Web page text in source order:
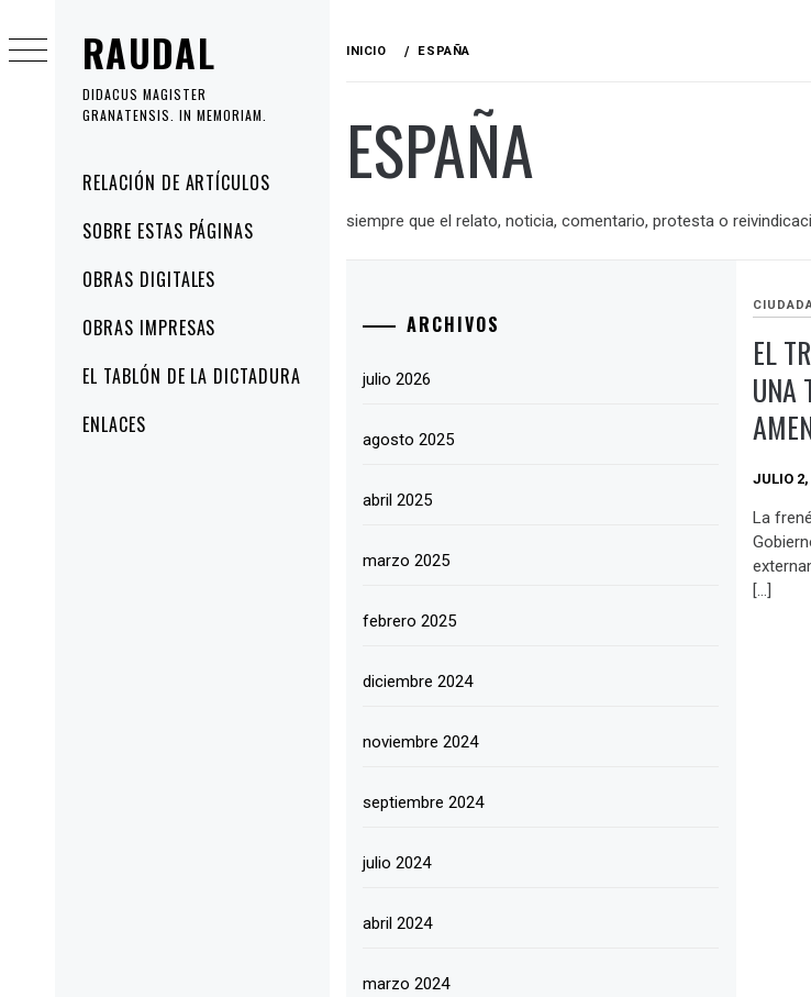
RAUDAL
DIDACUS MAGISTER
GRANATENSIS. IN MEMORIAM.
Menú
principal
RELACIÓN DE ARTÍCULOS
SOBRE ESTAS PÁGINAS
OBRAS DIGITALES
OBRAS IMPRESAS
EL TABLÓN DE LA DICTADURA
ENLACES
al
contenido
INICIO ESPAÑA
ESPAÑA
siempre que el relato, noticia, comentario, protesta o
EL
UNA
JULIO 2,
La
[…]
ARCHIVOS
julio 2026
agosto 2025
abril 2025
marzo 2025
febrero 2025
diciembre 2024
noviembre 2024
septiembre 2024
julio 2024
abril 2024
marzo 2024